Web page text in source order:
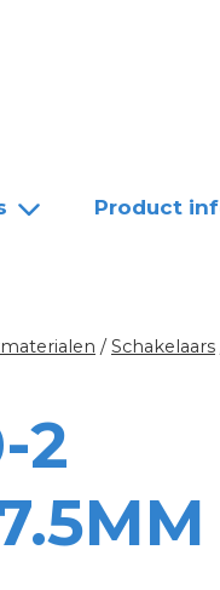
Product
/ Schakelaars
2